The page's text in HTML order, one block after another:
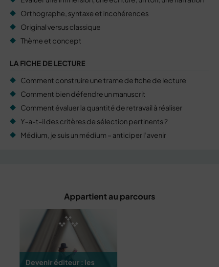
Orthographe, syntaxe et incohérences
Original versus classique
Thème et concept
LA FICHE DE LECTURE
Comment construire une trame de fiche de lecture
Comment bien défendre un manuscrit
Comment évaluer la quantité de retravail à réaliser
Y-a-t-il des critères de sélection pertinents ?
Médium, je suis un médium – anticiper l’avenir
Appartient au parcours
Devenir éditeur : les